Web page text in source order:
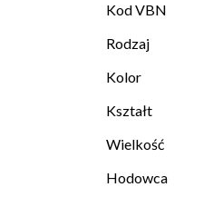
Kod VBN
Rodzaj
Kolor
Kształt
Wielkość
Hodowca